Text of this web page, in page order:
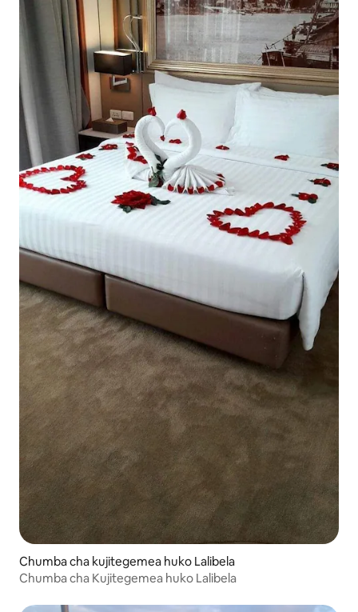
Chumba cha kujitegemea huko Lalibela
Chumba cha Kujitegemea huko Lalibela